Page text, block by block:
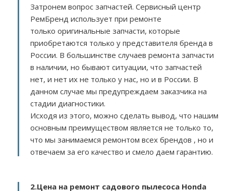
Затронем вопрос запчастей. Сервисный центр
РемБренд использует при ремонте
только оригинальные запчасти, которые
приобретаются только у представителя бренда в
России. В большинстве случаев ремонта запчасти
в наличии, но бывают ситуации, что запчастей
нет, и нет их не только у нас, но и в России. В
данном случае мы предупреждаем заказчика на
стадии диагностики.
Исходя из этого, можно сделать вывод, что нашим
основным преимуществом является не только то,
что мы занимаемся ремонтом всех брендов , но и
отвечаем за его качество и смело даем гарантию.
2.Цена на ремонт садового пылесоса Honda